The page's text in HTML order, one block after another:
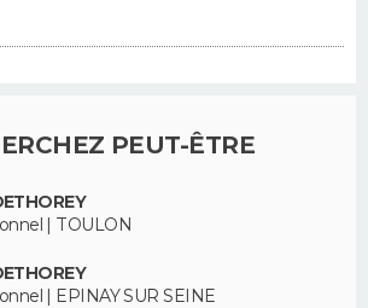
PEUT-ÊTRE
| TOULON
| EPINAY SUR SEINE